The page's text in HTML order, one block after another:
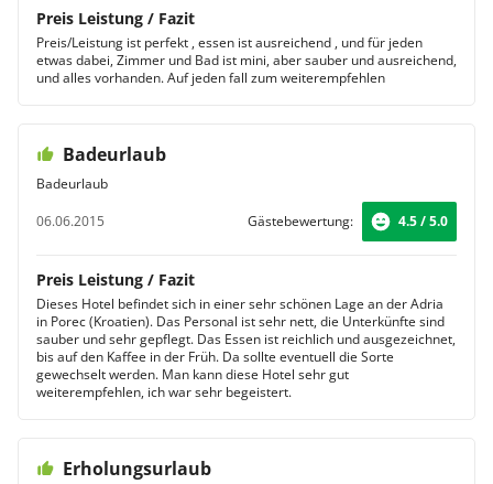
Preis Leistung / Fazit
Preis/Leistung ist perfekt , essen ist ausreichend , und für jeden
etwas dabei, Zimmer und Bad ist mini, aber sauber und ausreichend,
und alles vorhanden. Auf jeden fall zum weiterempfehlen
Badeurlaub
Badeurlaub
06.06.2015
Gästebewertung: 4.5 / 5.0
Preis Leistung / Fazit
Dieses Hotel befindet sich in einer sehr schönen Lage an der Adria
in Porec (Kroatien). Das Personal ist sehr nett, die Unterkünfte sind
sauber und sehr gepflegt. Das Essen ist reichlich und ausgezeichnet,
bis auf den Kaffee in der Früh. Da sollte eventuell die Sorte
gewechselt werden. Man kann diese Hotel sehr gut
weiterempfehlen, ich war sehr begeistert.
Erholungsurlaub